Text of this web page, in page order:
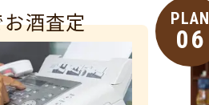
お酒査定 PLAN
06